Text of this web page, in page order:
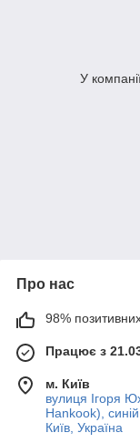
У
Про нас
98% позитивних
Працює з
м. Київ
вулиця Ігоря
Hankook),
Київ, Україна